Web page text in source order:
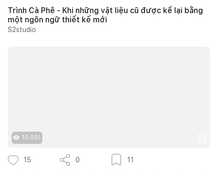
Trình Cà Phê - Khi những vật liệu cũ được kể lại bằng
một ngôn ngữ thiết kế mới
S2studio
10.501
15 0 11